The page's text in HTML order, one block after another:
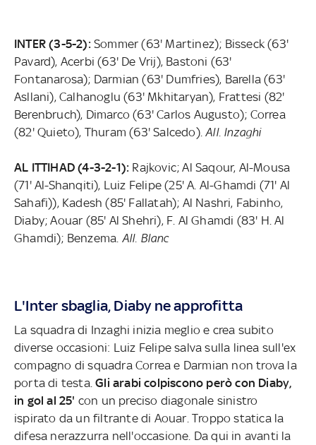
INTER (3-5-2): Sommer (63' Martinez); Bisseck (63'
Pavard), Acerbi (63' De Vrij), Bastoni (63'
Fontanarosa); Darmian (63' Dumfries), Barella (63'
Asllani), Calhanoglu (63' Mkhitaryan), Frattesi (82'
Berenbruch), Dimarco (63' Carlos Augusto); Correa
(82' Quieto), Thuram (63' Salcedo).All. Inzaghi
AL ITTIHAD (4-3-2-1): Rajkovic; Al Saqour, Al-Mousa
(71' Al-Shanqiti), Luiz Felipe (25' A. Al-Ghamdi (71' Al
Sahafi)), Kadesh (85' Fallatah); Al Nashri, Fabinho,
Diaby; Aouar (85' Al Shehri), F. Al Ghamdi (83' H. Al
Ghamdi); Benzema. All. Blanc
L'Inter sbaglia, Diaby ne approfitta
La squadra di Inzaghi inizia meglio e crea subito
diverse occasioni: Luiz Felipe salva sulla linea sull'ex
compagno di squadra Correa e Darmian non trova la
porta di testa.Gli arabi colpiscono però con Diaby,
in gol al 25' con un preciso diagonale sinistro
ispirato da un filtrante di Aouar. Troppo statica la
difesa nerazzurra nell'occasione. Da qui in avanti la